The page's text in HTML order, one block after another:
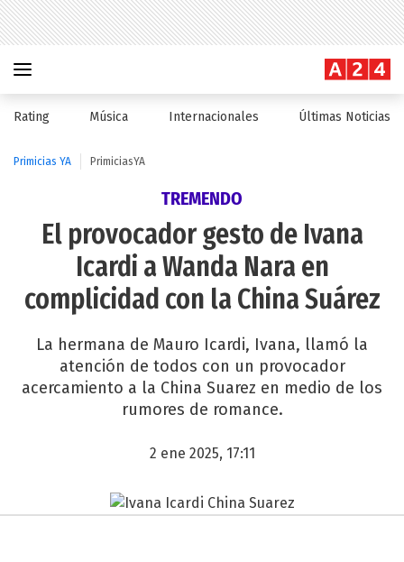
Rating Música Internacionales Últimas Noticias
Primicias YA PrimiciasYA
TREMENDO
El provocador gesto de Ivana
Icardi a Wanda Nara en
complicidad con la China Suárez
La hermana de Mauro Icardi, Ivana, llamó la
atención de todos con un provocador
acercamiento a la China Suarez en medio de los
rumores de romance.
2 ene 2025, 17:11